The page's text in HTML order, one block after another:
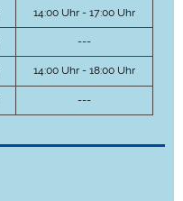
14:00 Uhr - 17:00 Uhr
---
14:00 Uhr - 18:00 Uhr
---